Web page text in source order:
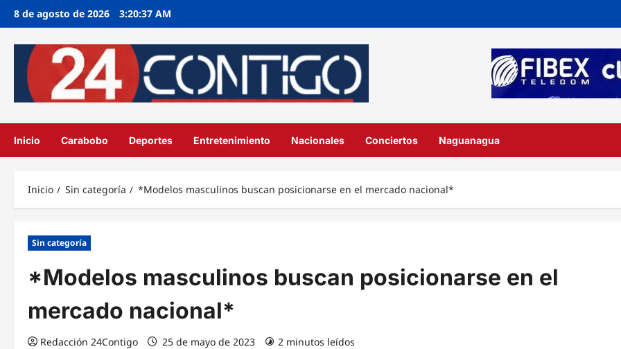
8 de agosto de 2026 3:20:37 AM
Inicio Carabobo Deportes Entretenimiento Nacionales Conciertos Naguanagua
Inicio Sin categoría *Modelos masculinos buscan posicionarse en el mercado nacional*
Sin categoría
*Modelos masculinos buscan posicionarse en el
mercado nacional*
Redacción 24Contigo 25 de mayo de 2023 2 minutos leídos